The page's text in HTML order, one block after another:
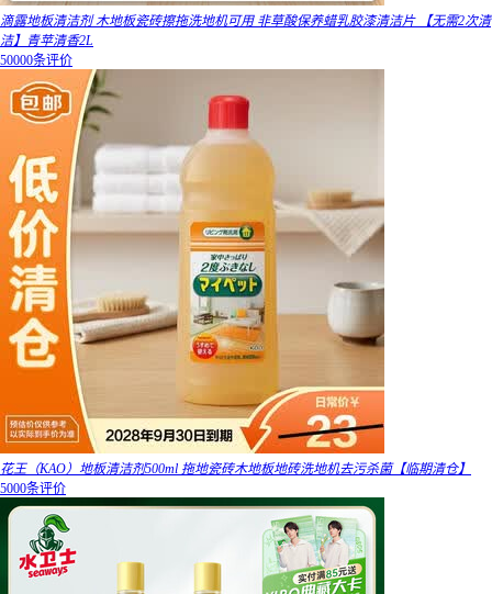
滴露地板清洁剂 木地板瓷砖擦拖洗地机可用 非草酸保养蜡乳胶漆清洁片 【无需2次清
洁】青苹清香2L
50000条评价
花王（KAO）地板清洁剂500ml 拖地瓷砖木地板地砖洗地机去污杀菌【临期清仓】
5000条评价